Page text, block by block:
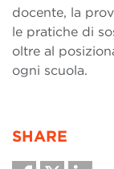
docente, la
le pratiche di
oltre al
ogni scuola.
SHARE